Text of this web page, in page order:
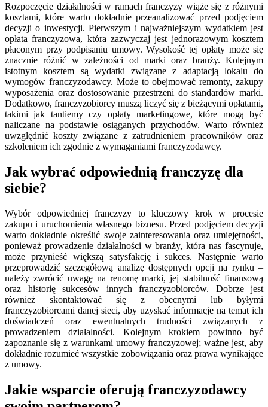
Rozpoczęcie działalności w ramach franczyzy wiąże się z różnymi
kosztami, które warto dokładnie przeanalizować przed podjęciem
decyzji o inwestycji. Pierwszym i najważniejszym wydatkiem jest
opłata franczyzowa, która zazwyczaj jest jednorazowym kosztem
płaconym przy podpisaniu umowy. Wysokość tej opłaty może się
znacznie różnić w zależności od marki oraz branży. Kolejnym
istotnym kosztem są wydatki związane z adaptacją lokalu do
wymogów franczyzodawcy. Może to obejmować remonty, zakupy
wyposażenia oraz dostosowanie przestrzeni do standardów marki.
Dodatkowo, franczyzobiorcy muszą liczyć się z bieżącymi opłatami,
takimi jak tantiemy czy opłaty marketingowe, które mogą być
naliczane na podstawie osiąganych przychodów. Warto również
uwzględnić koszty związane z zatrudnieniem pracowników oraz
szkoleniem ich zgodnie z wymaganiami franczyzodawcy.
Jak wybrać odpowiednią franczyzę dla
siebie?
Wybór odpowiedniej franczyzy to kluczowy krok w procesie
zakupu i uruchomienia własnego biznesu. Przed podjęciem decyzji
warto dokładnie określić swoje zainteresowania oraz umiejętności,
ponieważ prowadzenie działalności w branży, która nas fascynuje,
może przynieść większą satysfakcję i sukces. Następnie warto
przeprowadzić szczegółową analizę dostępnych opcji na rynku –
należy zwrócić uwagę na renomę marki, jej stabilność finansową
oraz historię sukcesów innych franczyzobiorców. Dobrze jest
również skontaktować się z obecnymi lub byłymi
franczyzobiorcami danej sieci, aby uzyskać informacje na temat ich
doświadczeń oraz ewentualnych trudności związanych z
prowadzeniem działalności. Kolejnym krokiem powinno być
zapoznanie się z warunkami umowy franczyzowej; ważne jest, aby
dokładnie rozumieć wszystkie zobowiązania oraz prawa wynikające
z umowy.
Jakie wsparcie oferują franczyzodawcy